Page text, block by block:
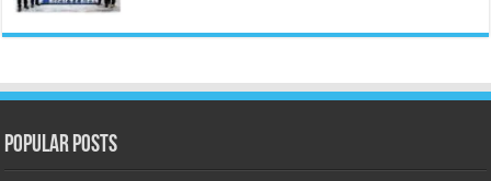
Popular Posts